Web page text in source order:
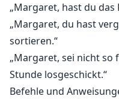
„Ich liebe deine
meine Frau. Lass mich
sehe, wie fest sie sind,
ihnen war.“
„Margaret, hast du das
„Margaret, du hast
sortieren.“
„Margaret, sei nicht so
Stunde losgeschickt.“
Befehle und